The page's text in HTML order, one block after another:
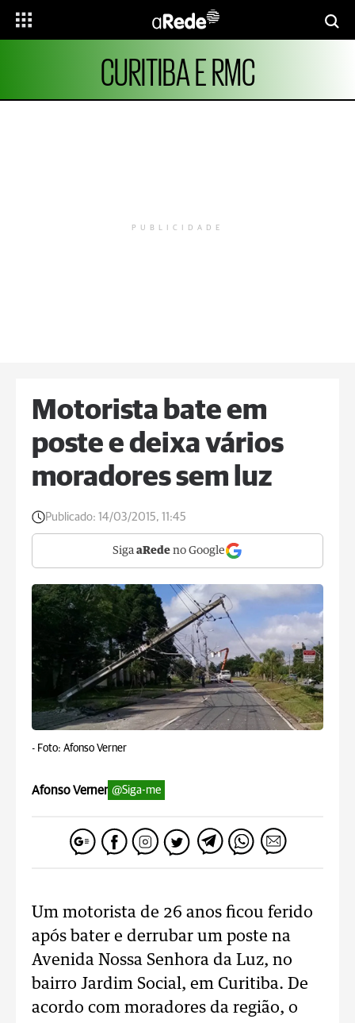
CURITIBA E RMC
PUBLICIDADE
Motorista bate em
poste e deixa vários
moradores sem luz
Publicado: 14/03/2015, 11:45
Siga aRede no Google
- Foto: Afonso Verner
Afonso Verner @Siga-me
Um motorista de 26 anos ficou ferido
após bater e derrubar um poste na
Avenida Nossa Senhora da Luz, no
bairro Jardim Social, em Curitiba. De
acordo com moradores da região, o